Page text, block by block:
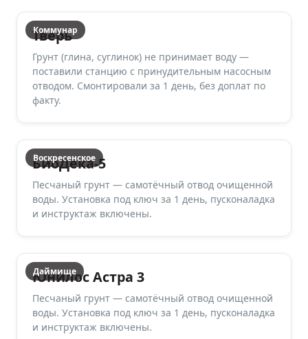
Коммунар
Тверь
Грунт (глина, суглинок) не принимает воду —
поставили станцию с принудительным насосным
отводом. Смонтировали за 1 день, без доплат по
факту.
Воскресенское
БиоДека-5
Песчаный грунт — самотёчный отвод очищенной
воды. Установка под ключ за 1 день, пусконаладка
и инструктаж включены.
Даймище
Юнилос Астра 3
Песчаный грунт — самотёчный отвод очищенной
воды. Установка под ключ за 1 день, пусконаладка
и инструктаж включены.